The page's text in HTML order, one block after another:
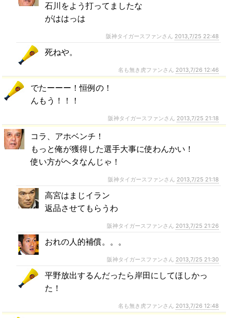
石川をよう打ってましたな
がははっは
阪神タイガースファンさん 2013,7/25 22:48
死ねや。
名も無き虎ファンさん 2013,7/26 12:46
でたーーー！恒例の！
んもう！！！
阪神タイガースファンさん 2013,7/25 21:18
コラ、アホベンチ！
もっと俺が獲得した選手大事に使わんかい！
使い方がヘタなんじゃ！
阪神タイガースファンさん 2013,7/25 21:18
高宮はまじイラン
返品させてもらうわ
阪神タイガースファンさん 2013,7/25 21:26
おれの人的補償。。。
阪神タイガースファンさん 2013,7/25 21:30
平野放出するんだったら岸田にしてほしかっ
た！
名も無き虎ファンさん 2013,7/26 12:48